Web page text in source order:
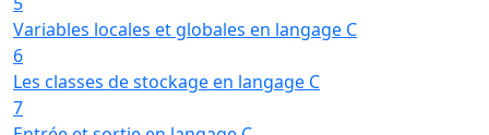
Variables locales et globales en langage C
6
Les classes de stockage en langage C
7